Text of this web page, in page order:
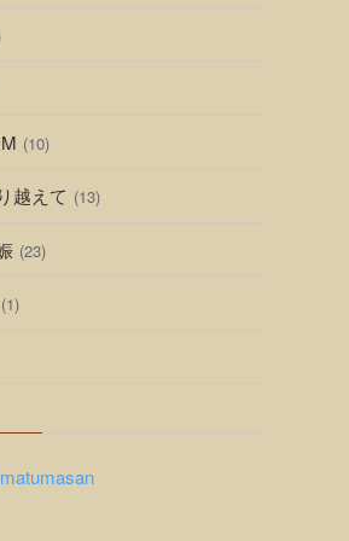
(10)
越えて (13)
(23)
(1)